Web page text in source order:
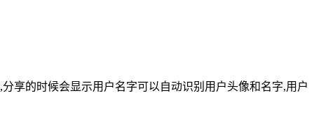
享的时候会显示用户名字可以自动识别用户头像和名字,用户